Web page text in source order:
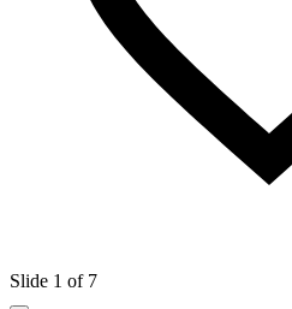
Slide 1 of 7